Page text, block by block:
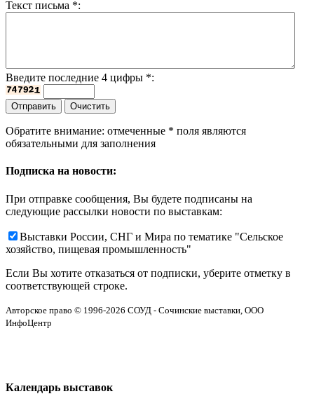
Текст письма *:
Введите последние 4 цифры *:
Обратите внимание: отмеченные * поля являются
обязательными для заполнения
Подписка на новости:
При отправке сообщения, Вы будете подписаны на
следующие рассылки новости по выставкам:
Выставки России, СНГ и Мира по тематике "Сельское
хозяйство, пищевая промышленность"
Если Вы хотите отказаться от подписки, уберите отметку в
соответствующей строке.
Авторское право © 1996-2026 СОУД - Сочинские выставки, ООО
ИнфоЦентр
Календарь выставок